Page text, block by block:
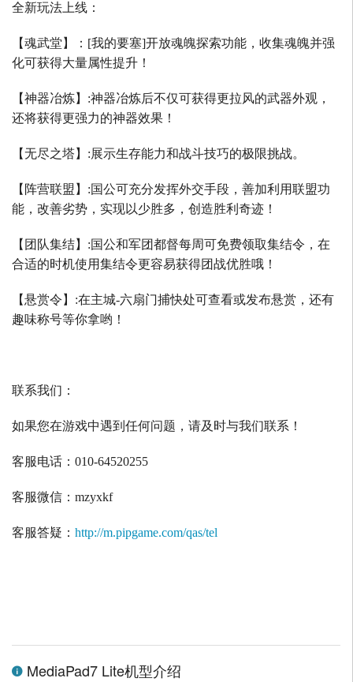
全新玩法上线：
【魂武堂】： [我的要塞]开放魂魄探索功能，收集魂魄并强
化可获得大量属性提升！
【神器冶炼】 :神器冶炼后不仅可获得更拉风的武器外观，
还将获得更强力的神器效果！
【无尽之塔】 :展示生存能力和战斗技巧的极限挑战。
【阵营联盟】 :国公可充分发挥外交手段，善加利用联盟功
能，改善劣势，实现以少胜多，创造胜利奇迹！
【团队集结】 :国公和军团都督每周可免费领取集结令，在
合适的时机使用集结令更容易获得团战优胜哦！
【悬赏令】 :在主城-六扇门捕快处可查看或发布悬赏，还有
趣味称号等你拿哟！
联系我们：
如果您在游戏中遇到任何问题，请及时与我们联系！
客服电话： 010-64520255
客服微信： mzyxkf
客服答疑： http://m.pipgame.com/qas/tel
MediaPad7 Lite机型介绍